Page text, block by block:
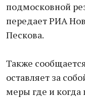
подмосковной
передает РИА
Пескова.
Также
оставляет за
меры где и когда